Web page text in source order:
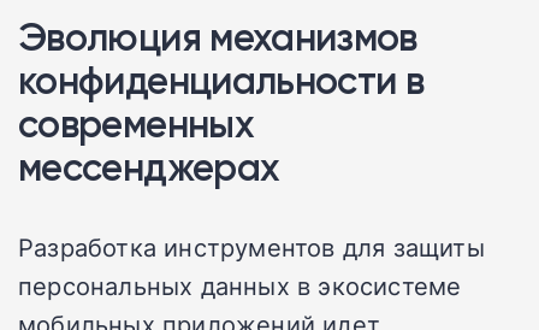
Эволюция механизмов
конфиденциальности в
современных
мессенджерах
Разработка инструментов для защиты
персональных данных в экосистеме